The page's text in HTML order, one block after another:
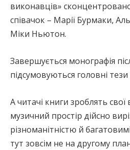
виконавців»
співачок – Марії Бурмаки,
Міки Ньютон.
Завершується монографія
підсумовуються головні тези
А читачі книги зроблять
музичний простір дійсно
різноманітністю й
тут зовсім не на другому